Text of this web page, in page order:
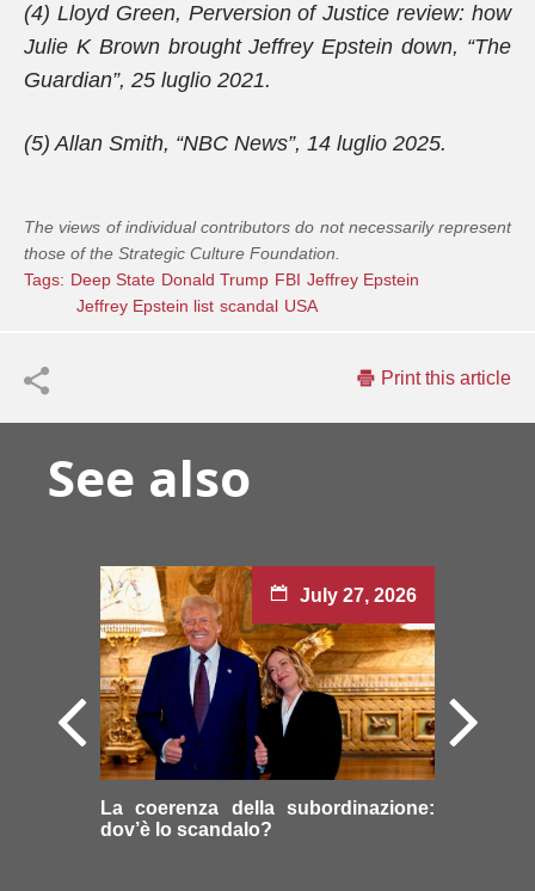
(4) Lloyd Green, Perversion of Justice review: how
Julie K Brown brought Jeffrey Epstein down, “The
Guardian”, 25 luglio 2021.
(5) Allan Smith, “NBC News”, 14 luglio 2025.
The views of individual contributors do not necessarily represent
those of the Strategic Culture Foundation.
Tags: Deep State Donald Trump FBI Jeffrey Epstein
Jeffrey Epstein list scandal USA
Print this article
See also
July 27, 2026
La coerenza della subordinazione:
dov’è lo scandalo?